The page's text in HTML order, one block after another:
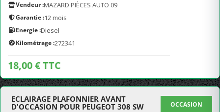
Vendeur :MAZARD PIÈCES AUTO 09
Garantie :12 mois
Energie :Diesel
Kilométrage :272341
18,00 € TTC
ECLAIRAGE PLAFONNIER AVANT
D'OCCASION POUR PEUGEOT 308 SW
OCCASION